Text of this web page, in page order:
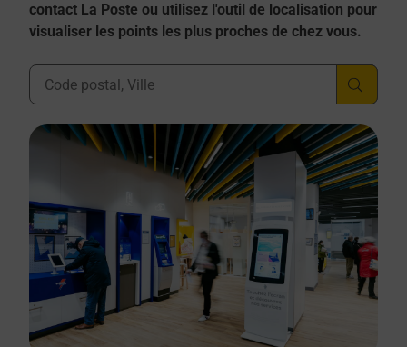
contact La Poste ou utilisez l'outil de localisation pour
visualiser les points les plus proches de chez vous.
Ville, Département, Code Postal